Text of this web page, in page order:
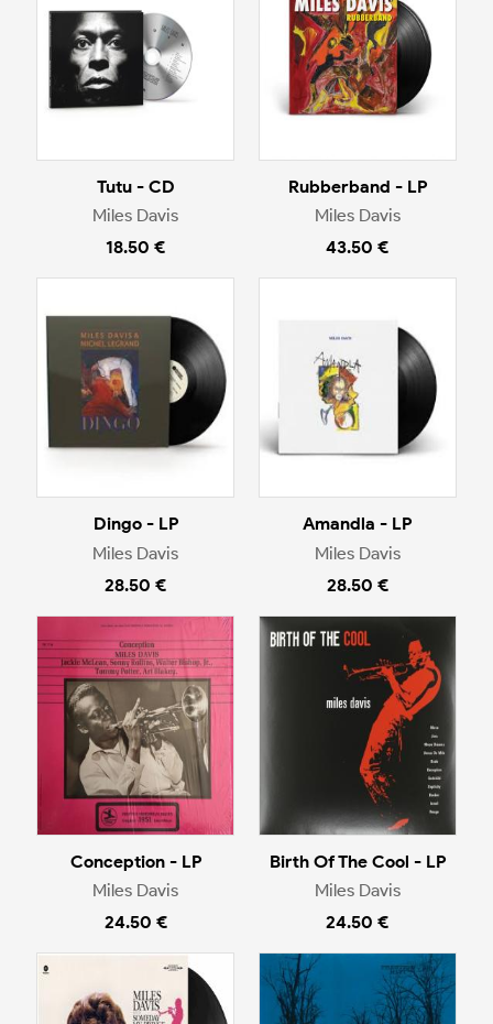
Tutu - CD
Miles Davis
18.50 €
Rubberband - LP
Miles Davis
43.50 €
Dingo - LP
Miles Davis
28.50 €
Amandla - LP
Miles Davis
28.50 €
Conception - LP
Miles Davis
24.50 €
Birth Of The Cool - LP
Miles Davis
24.50 €